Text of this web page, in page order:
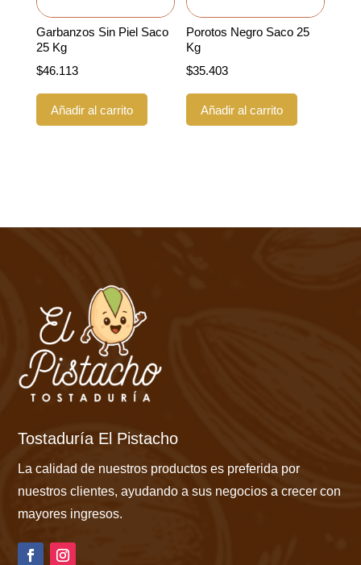
Garbanzos Sin Piel Saco
25 Kg
$46.113
Añadir al carrito
Porotos Negro Saco 25
Kg
$35.403
Añadir al carrito
Tostaduría El Pistacho
La calidad de nuestros productos es preferida por
nuestros clientes, ayudando a sus negocios a crecer con
mayores ingresos.